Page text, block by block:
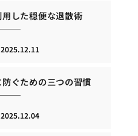
した穏便な退散術
2025.12.11
ぐための三つの習慣
2025.12.04